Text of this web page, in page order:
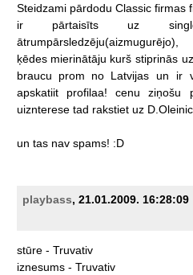
Steidzami pārdodu Classic firmas
ir
pārtaisīts uz
ātrumpārsledzēju(aizmugurējo),
ķēdes mierinātāju kurš stiprinās uz
braucu
prom no Latvijas un ir
apskatiit
profilaa! cenu ziņošu
uiznterese tad rakstiet uz
un tas nav spams! :D
playbass, 21.01.2009. 16:28:09
stūre - Truvativ
iznesums - Truvativ